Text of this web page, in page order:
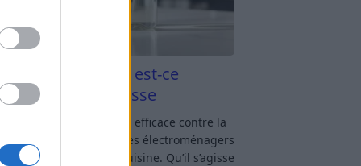
blanc et four est-ce
contre la graisse
blanc et four : est-ce efficace contre la
? Le four fait partie des électroménagers
sollicités dans une cuisine. Qu’il s’agisse